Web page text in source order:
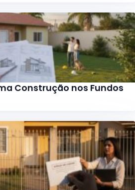
Construção nos Fundos